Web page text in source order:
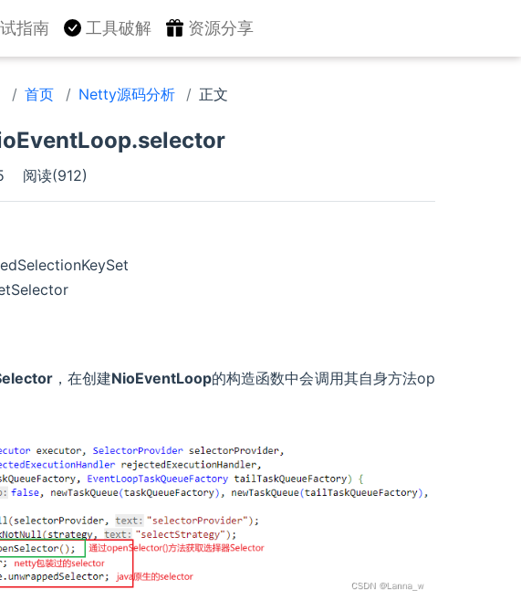
指南 工具破解 资源分享
首页 Netty源码分析 正文
阅读(912)
，在创建NioEventLoop的构造函数中会调用其自身方法op